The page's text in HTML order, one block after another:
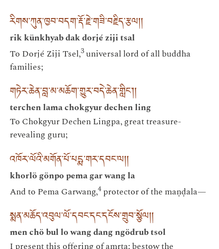
རིགས་ཀུན་ཁྱབ་བདག་རྡོ་རྗེ་གཟི་བརྗིད་རྩལ། །
rik künkhyab dak dorjé ziji tsal
To Dorjé Ziji Tsel,3universal lord of all buddha
families;
གཏེར་ཆེན་བླ་མ་མཆོག་གྱུར་བདེ་ཆེན་གླིང༌། །
terchen lama chokgyur dechen ling
To Chokgyur Dechen Lingpa, great treasure-
revealing guru;
འཁོར་ལོའི་མགོན་པོ་པདྨ་གར་དབང་ལ། །
khorlö gönpo pema gar wang la
And to Pema Garwang,4protector of the maṇḍala—
སྨན་མཆོད་འབུལ་ལོ་དབང་དང་དངོས་གྲུབ་སྩོལ། །
men chö bul lo wang dang ngödrub tsol
I present this offering of amṛta: bestow the